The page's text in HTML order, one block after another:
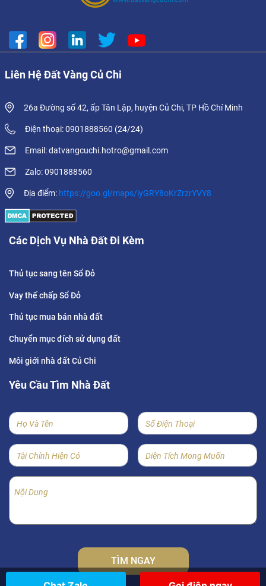
Liên Hệ Đất Vàng Củ Chi
26a Đường số 42, ấp Tân Lập, huyện Củ Chi, TP Hồ Chí Minh
Điện thoại: 0901888560 (24/24)
Email: datvangcuchi.hotro@gmail.com
Zalo: 0901888560
Địa điểm: https://goo.gl/maps/iyGRY8oKrZrzrYVY8
Các Dịch Vụ Nhà Đất Đi Kèm
Thủ tục sang tên Sổ Đỏ
Vay thế chấp Sổ Đỏ
Thủ tục mua bán nhà đất
Chuyển mục đích sử dụng đất
Môi giới nhà đất Củ Chi
Yêu Cầu Tìm Nhà Đất
Loading...